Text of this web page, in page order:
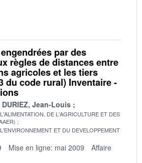
par des
règles de distances entre
agricoles et les tiers
du code rural) Inventaire -
DURIEZ, Jean-Louis
DE L'AGRICULTURE ET DES
ET DU DEVELOPPEMENT
Mise en ligne: mai 2009
Affaire